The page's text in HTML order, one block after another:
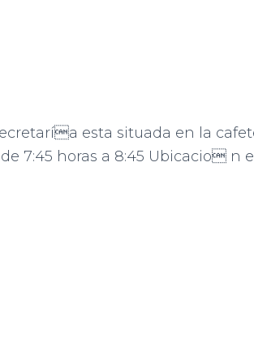
esta situada en la
7:45 horas a 8:45 Ubicacio n